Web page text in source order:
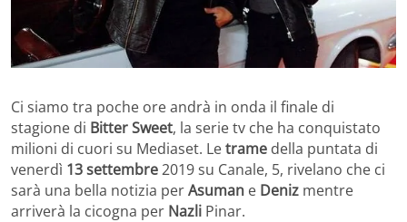
Ci siamo tra poche ore andrà in onda il finale di
stagione di Bitter Sweet, la serie tv che ha conquistato
milioni di cuori su Mediaset. Letrame della puntata di
venerdì 13 settembre2019 su Canale, 5, rivelano che ci
sarà una bella notizia perAsuman e Deniz mentre
arriverà la cicogna per Nazli Pinar.